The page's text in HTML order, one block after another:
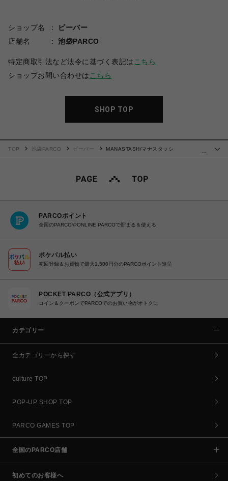
ショップ名
ビーバー
店舗名
池袋PARCO
特定商取引法など法令に基づく表記は こちら
ショップお問い合わせは こちら
SHOP TOP
TOP 池袋PARCO ビーバー
MANASTASH/マナスタッシ
PARCOポイント
全国のPARCOやONLINE PARCOで貯まる＆使える
ポケパル払い
初回登録＆お買物で最大1,500円分のPARCOポイント進呈
POCKET PARCO（公式アプリ）
コイン＆クーポンでPARCOでのお買い物がオトクに
カテゴリー
全カテゴリーから探す
culture TOP
POP-UP SHOP TOP
PARCO GAMES TOP
全国のPARCO店舗
初めてのお客様へ